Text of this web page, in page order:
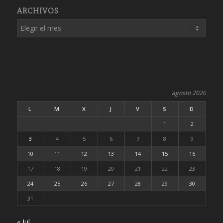
ARCHIVOS
agosto 2026
L M X J V S
D
1
2
3
4 5 6 7 8
9
10
11 12 13 14 15
16
17
18 19 20 21 22
23
24
25 26 27 28 29
30
31